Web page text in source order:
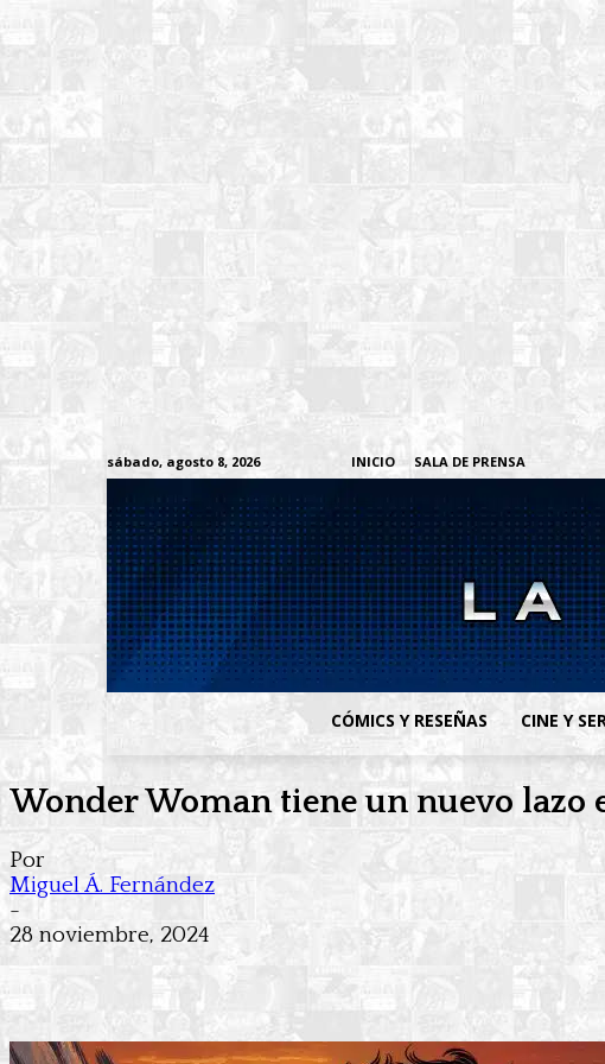
sábado, agosto 8, 2026 INICIO SALA DE PRENSA
CÓMICS Y RESEÑAS CINE Y
Wonder Woman tiene un nuevo lazo
Por
Miguel Á. Fernández
-
28 noviembre, 2024